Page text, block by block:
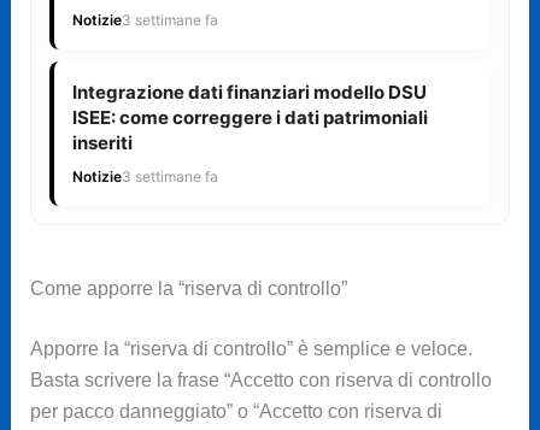
Notizie3 settimane fa
Integrazione dati finanziari modello DSU
ISEE: come correggere i dati patrimoniali
inseriti
Notizie3 settimane fa
Come apporre la “riserva di controllo”
Apporre la “riserva di controllo” è semplice e veloce.
Basta scrivere la frase “Accetto con riserva di controllo
per pacco danneggiato” o “Accetto con riserva di